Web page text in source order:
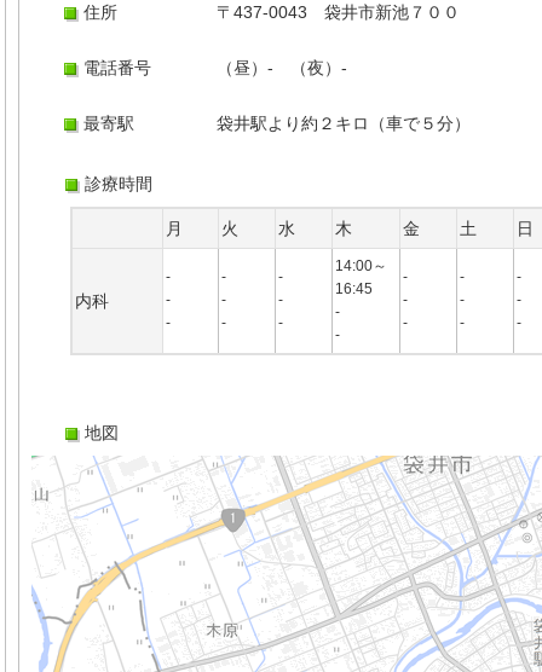
住所 〒437-0043 袋井市新池７００
電話番号 （昼）- （夜）-
最寄駅 袋井駅より約２キロ（車で５分）
診療時間
月 火 水 木 金 土 日
内科
-
-
-
-
-
-
-
-
-
14:00～
16:45
-
-
-
-
-
-
-
-
-
-
-
地図